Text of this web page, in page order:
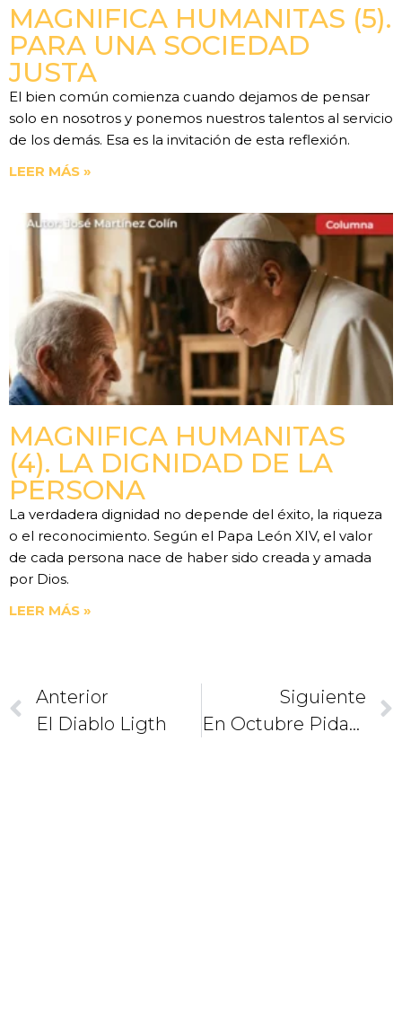
MAGNIFICA HUMANITAS (5).
PARA UNA SOCIEDAD
JUSTA
El bien común comienza cuando dejamos de pensar
solo en nosotros y ponemos nuestros talentos al servicio
de los demás. Esa es la invitación de esta reflexión.
LEER MÁS »
MAGNIFICA HUMANITAS
(4). LA DIGNIDAD DE LA
PERSONA
La verdadera dignidad no depende del éxito, la riqueza
o el reconocimiento. Según el Papa León XIV, el valor
de cada persona nace de haber sido creada y amada
por Dios.
LEER MÁS »
Anterior
El Diablo Ligth
Siguiente
En Octubre Pidamos Por La Misión De Los Consagrados